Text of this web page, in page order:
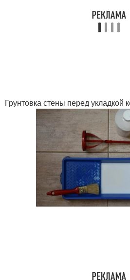
Грунтовка стены перед укладкой